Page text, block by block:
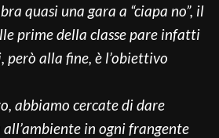
quasi una gara a “ciapa no”, il
prime della classe pare infatti
però alla fine, è l’obiettivo
abbiamo cercate di dare
in ogni frangente